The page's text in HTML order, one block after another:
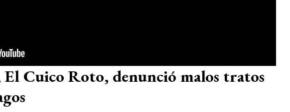
El Cuico Roto, denunció malos tratos